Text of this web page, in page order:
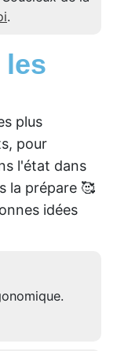
.
les
plus
pour
l'état dans
la prépare 🥰
idées